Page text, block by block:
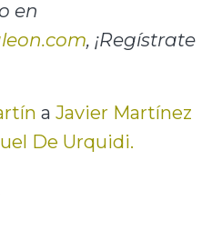
en
, ¡Regístrate
aJavier Martínez
De Urquidi.